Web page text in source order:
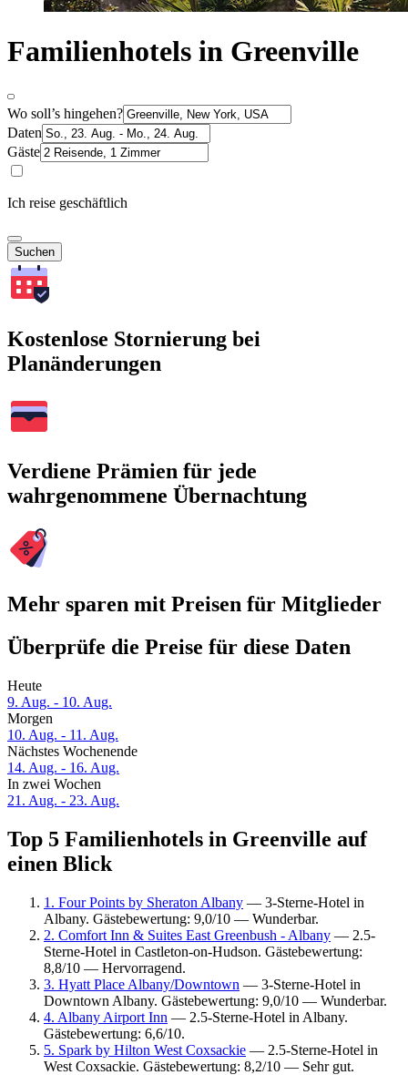
Familienhotels in Greenville
Wo soll’s hingehen?
Daten
Gäste
Ich reise geschäftlich
Suchen
Kostenlose Stornierung bei
Planänderungen
Verdiene Prämien für jede
wahrgenommene Übernachtung
Mehr sparen mit Preisen für Mitglieder
Überprüfe die Preise für diese Daten
Heute
9. Aug. - 10. Aug.
Morgen
10. Aug. - 11. Aug.
Nächstes Wochenende
14. Aug. - 16. Aug.
In zwei Wochen
21. Aug. - 23. Aug.
Top 5 Familienhotels in Greenville auf
einen Blick
1. Four Points by Sheraton Albany — 3-Sterne-Hotel in
Albany. Gästebewertung: 9,0/10 — Wunderbar.
2. Comfort Inn & Suites East Greenbush - Albany — 2.5-
Sterne-Hotel in Castleton-on-Hudson. Gästebewertung:
8,8/10 — Hervorragend.
3. Hyatt Place Albany/Downtown — 3-Sterne-Hotel in
Downtown Albany. Gästebewertung: 9,0/10 — Wunderbar.
4. Albany Airport Inn — 2.5-Sterne-Hotel in Albany.
Gästebewertung: 6,6/10.
5. Spark by Hilton West Coxsackie — 2.5-Sterne-Hotel in
West Coxsackie. Gästebewertung: 8,2/10 — Sehr gut.